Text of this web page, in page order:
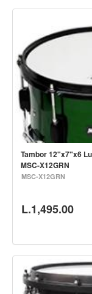
Pedales de efectos
Estuches y fundas
Fajas
Accesorios
Cuerdas
Baterias
Acustica
Pergaminos
Platillos
Pedestal para
Pedestal para Hi-
Pedestal para
Tambor 12"x7"x6
MSC-X12GRN
MSC-X12GRN
L.1,495.00